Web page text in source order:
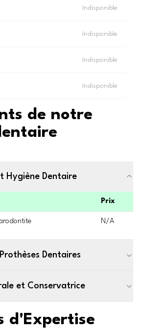
Indisponible
Indisponible
Indisponible
Indisponible
de notre
Hygiène Dentaire
Prix
N/A
Dentaires
et Conservatrice
d'Expertise